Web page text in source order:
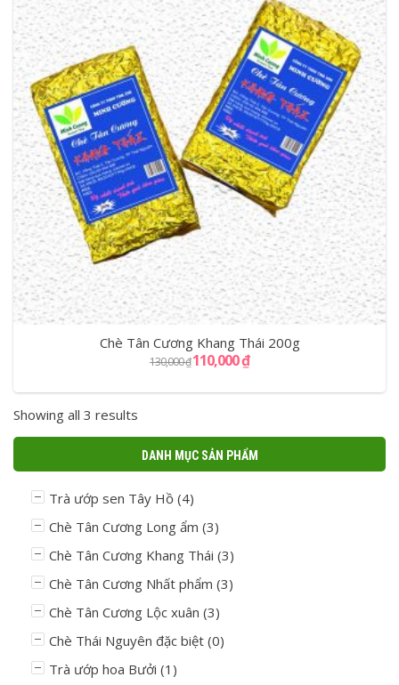
DANH MỤC SẢN PHẨM
Trà ướp sen Tây Hồ (4)
Chè Tân Cương Long ẩm (3)
Chè Tân Cương Khang Thái (3)
Chè Tân Cương Nhất phẩm (3)
Chè Tân Cương Lộc xuân (3)
Chè Thái Nguyên đặc biệt (0)
Trà ướp hoa Bưởi (1)
Chè Tân Cương Khang Thái 200g
130,000₫110,000₫
Showing all 3 results